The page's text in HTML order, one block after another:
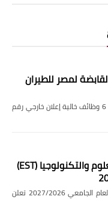
لمصر للطيران
بالتعاقد وظائف الشركة القابضة لمصر للطيران عدد 6 وظائف خالية إعلان خارجي رقم
إعلان وظائف المصرية للعلوم والتكنولوجيا (EST)
إعلان وظائف المصرية للعلوم والتكنولوجيا (EST) العام الجامعي 2027/2026 تعلن